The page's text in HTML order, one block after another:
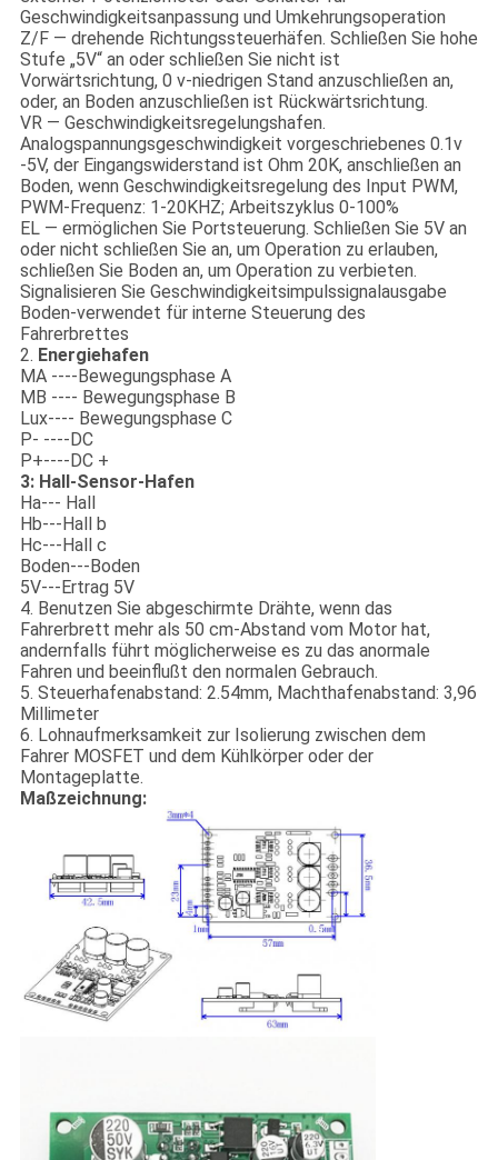
Geschwindigkeitsanpassung und Umkehrungsoperation
Z/F — drehende Richtungssteuerhäfen. Schließen Sie hohe
Stufe „5V“ an oder schließen Sie nicht ist
Vorwärtsrichtung, 0 v-niedrigen Stand anzuschließen an,
oder, an Boden anzuschließen ist Rückwärtsrichtung.
VR — Geschwindigkeitsregelungshafen.
Analogspannungsgeschwindigkeit vorgeschriebenes 0.1v
-5V, der Eingangswiderstand ist Ohm 20K, anschließen an
Boden, wenn Geschwindigkeitsregelung des Input PWM,
PWM-Frequenz: 1-20KHZ; Arbeitszyklus 0-100%
EL — ermöglichen Sie Portsteuerung. Schließen Sie 5V an
oder nicht schließen Sie an, um Operation zu erlauben,
schließen Sie Boden an, um Operation zu verbieten.
Signalisieren Sie Geschwindigkeitsimpulssignalausgabe
Boden-verwendet für interne Steuerung des
Fahrerbrettes
2. Energiehafen
MA ----Bewegungsphase A
MB ---- Bewegungsphase B
Lux---- Bewegungsphase C
P- ----DC
P+----DC +
3: Hall-Sensor-Hafen
Ha--- Hall
Hb---Hall b
Hc---Hall c
Boden---Boden
5V---Ertrag 5V
4. Benutzen Sie abgeschirmte Drähte, wenn das
Fahrerbrett mehr als 50 cm-Abstand vom Motor hat,
andernfalls führt möglicherweise es zu das anormale
Fahren und beeinflußt den normalen Gebrauch.
5. Steuerhafenabstand: 2.54mm, Machthafenabstand: 3,96
Millimeter
6. Lohnaufmerksamkeit zur Isolierung zwischen dem
Fahrer MOSFET und dem Kühlkörper oder der
Montageplatte.
Maßzeichnung: